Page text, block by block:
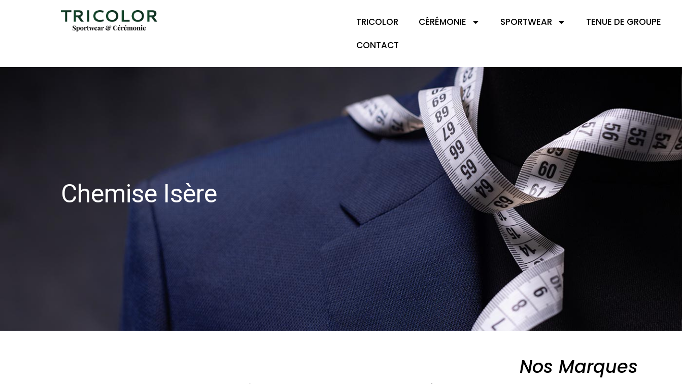
TRICOLOR CÉRÉMONIE SPORTWEAR
TENUE DE GROUPE
CONTACT
Chemise Isère
Nos Marques